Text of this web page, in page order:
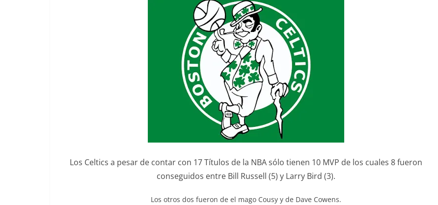
Los Celtics a pesar de contar con 17 Títulos de la NBA sólo tienen 10 MVP de los cuales 8 fueron
conseguidos entre Bill Russell (5) y Larry Bird (3).
Los otros dos fueron de el mago Cousy y de Dave Cowens.